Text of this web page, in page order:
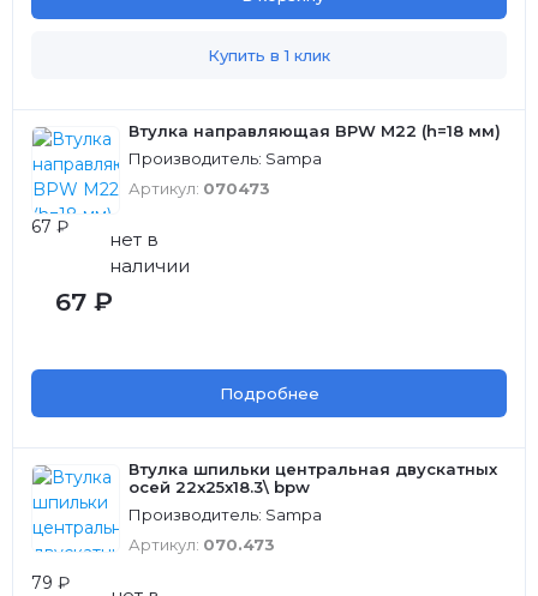
Купить в 1 клик
Втулка направляющая BPW М22 (h=18 мм)
Производитель: Sampa
Артикул: 070473
67 ₽
нет в
наличии
67 ₽
Подробнее
Втулка шпильки центральная двускатных
осей 22x25x18.3\ bpw
Производитель: Sampa
Артикул: 070.473
79 ₽